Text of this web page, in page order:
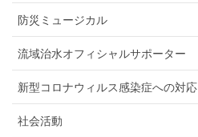
防災ミュージカル
流域治水オフィシャルサポーター
新型コロナウィルス感染症への対応
社会活動